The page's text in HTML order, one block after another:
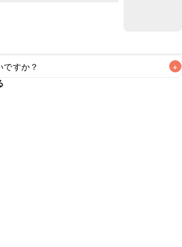
ですか？ +
中が目安です。なるべくお早めにお召